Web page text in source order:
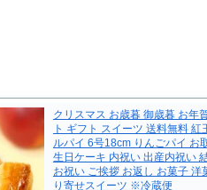
クリスマス お歳暮 御歳暮 お年
ト ギフト スイーツ 送料無料 紅
ルパイ 6号18cm りんごパイ お
生日ケーキ 内祝い 出産内祝い
お祝い ご挨拶 お返し お菓子 洋
り寄せスイーツ ※冷蔵便